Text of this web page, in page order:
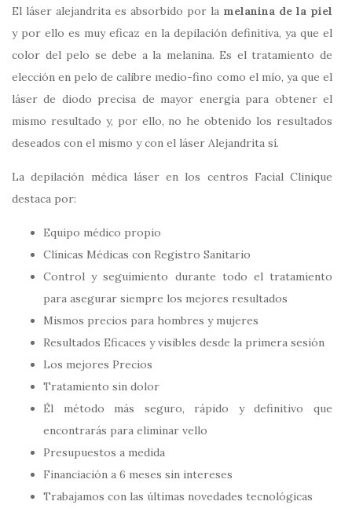
El láser alejandrita es absorbido por la melanina de la piel
y por ello es muy eficaz en la depilación definitiva, ya que el
color del pelo se debe a la melanina. Es el tratamiento de
elección en pelo de calibre medio-fino como el mío, ya que el
láser de diodo precisa de mayor energía para obtener el
mismo resultado y, por ello, no he obtenido los resultados
deseados con el mismo y con el láser Alejandrita sí.
La depilación médica láser en los centros Facial Clinique
destaca por:
Equipo médico propio
Clínicas Médicas con Registro Sanitario
Control y seguimiento durante todo el tratamiento
para asegurar siempre los mejores resultados
Mismos precios para hombres y mujeres
Resultados Eficaces y visibles desde la primera sesión
Los mejores Precios
Tratamiento sin dolor
Él método más seguro, rápido y definitivo que
encontrarás para eliminar vello
Presupuestos a medida
Financiación a 6 meses sin intereses
Trabajamos con las últimas novedades tecnológicas